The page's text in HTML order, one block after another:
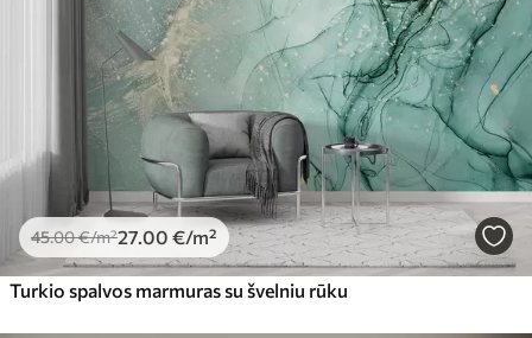
45.00€/m²27 .00 €/m²
Turkio spalvos marmuras su švelniu rūku